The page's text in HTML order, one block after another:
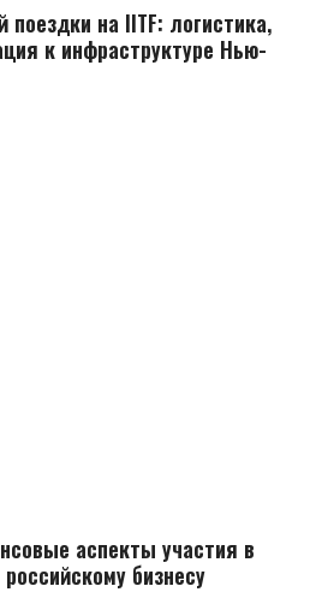
поездки на IITF: логистика,
к инфраструктуре Нью-
аспекты участия в
бизнесу